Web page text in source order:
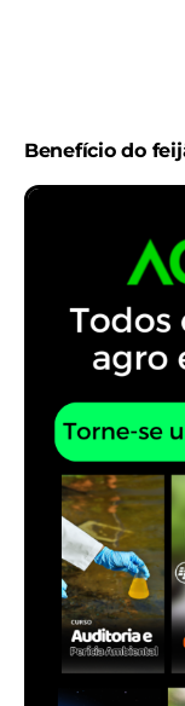
Benefício do